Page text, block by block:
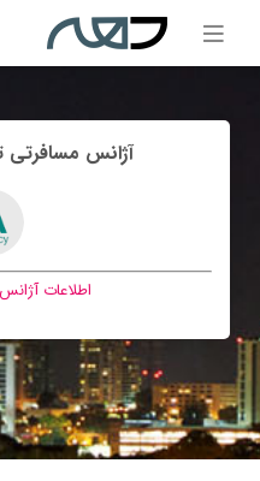
آژانس
اطلاعات